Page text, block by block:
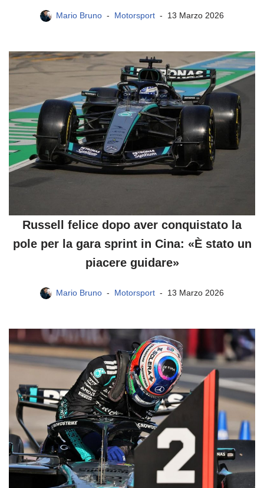
Mario Bruno Motorsport 13 Marzo 2026
Russell felice dopo aver conquistato la
pole per la gara sprint in Cina: «È stato un
piacere guidare»
Mario Bruno Motorsport 13 Marzo 2026